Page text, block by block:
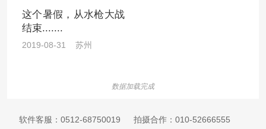
这个暑假，从水枪大战
结束.......
2019-08-31 苏州
数据加载完成
软件客服： 0512-68750019 拍摄合作： 010-52666555